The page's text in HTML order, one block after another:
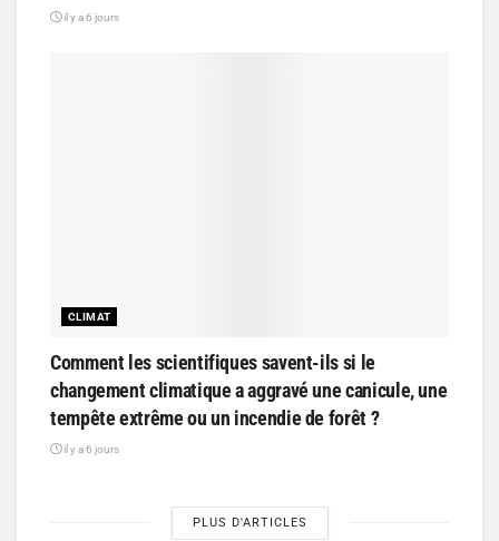
il y a 6 jours
CLIMAT
Comment les scientifiques savent-ils si le
changement climatique a aggravé une canicule, une
tempête extrême ou un incendie de forêt ?
il y a 6 jours
PLUS D'ARTICLES